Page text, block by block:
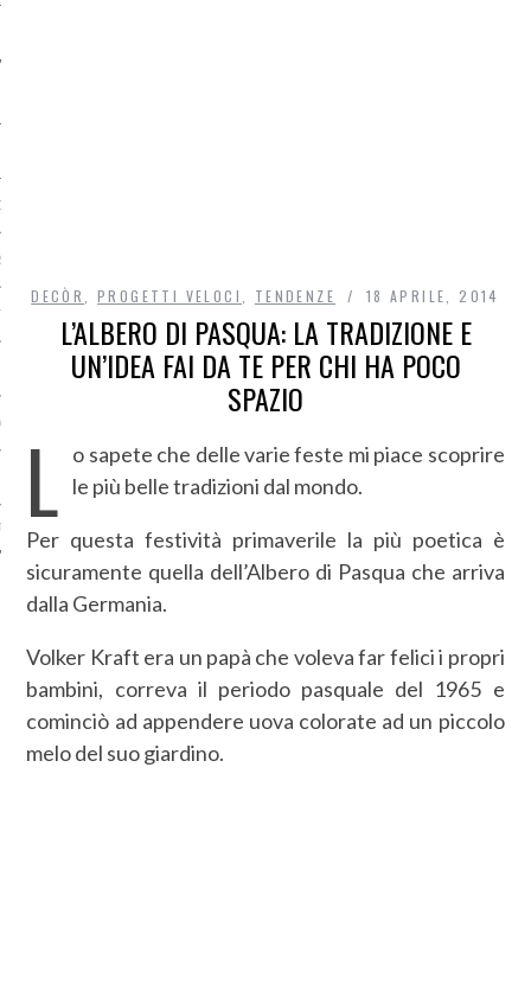
DI ACCESSO AI DATI
DECÒR PROGETTI VELOCI TENDENZE 18 APRILE, 2014
L’ALBERO DI PASQUA: LA TRADIZIONE E
UN’IDEA FAI DA TE PER CHI HA POCO
SPAZIO
L o sapete che delle varie feste mi piace scoprire
le più belle tradizioni dal mondo.
Per questa festività primaverile la più poetica è
sicuramente quella dell’Albero di Pasqua che arriva
dalla Germania.
Volker Kraft era un papà che voleva far felici i propri
bambini, correva il periodo pasquale del 1965 e
cominciò ad appendere uova colorate ad un piccolo
melo del suo giardino.